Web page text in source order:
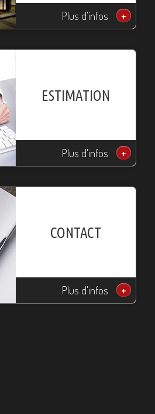
Plus d'infos +
ESTIMATION
Plus d'infos +
CONTACT
Plus d'infos +